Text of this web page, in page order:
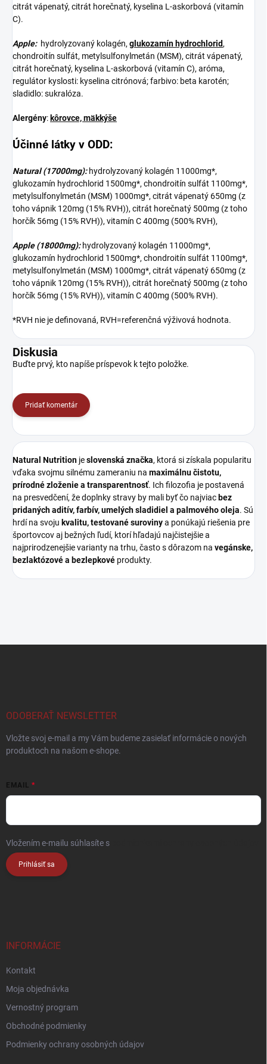
citrát vápenatý, citrát horečnatý, kyselina L-askorbová (vitamín
C).
Apple:hydrolyzovaný kolagén, glukozamín hydrochlorid,
chondroitín sulfát, metylsulfonylmetán (MSM), citrát vápenatý,
citrát horečnatý, kyselina L-askorbová (vitamín C), aróma,
regulátor kyslosti: kyselina citrónová; farbivo: beta karotén;
sladidlo: sukralóza.
Alergény: kôrovce, mäkkýše
Účinné látky v ODD:
Natural (17000mg): hydrolyzovaný kolagén 11000mg*,
glukozamín hydrochlorid 1500mg*, chondroitín sulfát 1100mg*,
metylsulfonylmetán (MSM) 1000mg*, citrát vápenatý 650mg (z
toho vápnik 120mg (15% RVH)), citrát horečnatý 500mg (z toho
horčík 56mg (15% RVH)), vitamín C 400mg (500% RVH),
Apple (18000mg): hydrolyzovaný kolagén 11000mg*,
glukozamín hydrochlorid 1500mg*, chondroitín sulfát 1100mg*,
metylsulfonylmetán (MSM) 1000mg*, citrát vápenatý 650mg (z
toho vápnik 120mg (15% RVH)), citrát horečnatý 500mg (z toho
horčík 56mg (15% RVH)), vitamín C 400mg (500% RVH).
*RVH nie je definovaná, RVH=referenčná výživová hodnota.
Diskusia
Buďte prvý, kto napíše príspevok k tejto položke.
Pridať komentár
Natural Nutrition jeslovenská značka, ktorá si získala popularitu
vďaka svojmu silnému zameraniu na maximálnu čistotu,
prírodné zloženie a transparentnosť. Ich filozofia je postavená
na presvedčení, že doplnky stravy by mali byť čo najviac bez
pridaných aditív, farbív, umelých sladidiel a palmového oleja. Sú
hrdí na svoju kvalitu, testované surovinya ponúkajú riešenia pre
športovcov aj bežných ľudí, ktorí hľadajú najčistejšie a
najprirodzenejšie varianty na trhu, často s dôrazom na vegánske,
bezlaktózové a bezlepkové produkty.
ODOBERAŤ NEWSLETTER
Vložte svoj e-mail a my Vám budeme zasielať informácie o nových
produktoch na našom e-shope.
EMAIL
Vložením e-mailu súhlasíte s
Prihlásiť sa
INFORMÁCIE
Kontakt
Moja objednávka
Vernostný program
Obchodné podmienky
Podmienky ochrany osobných údajov